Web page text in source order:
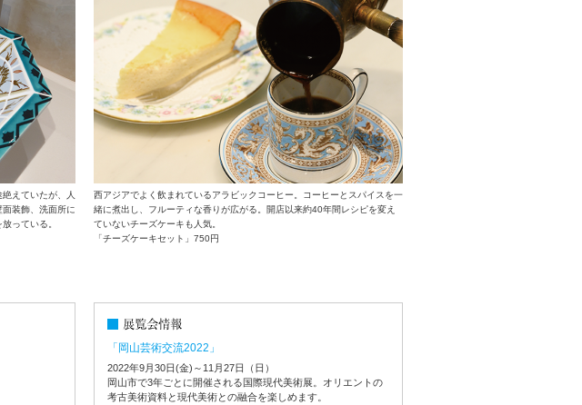
えていたが、人
装飾、洗面所に
っている。
西アジアでよく飲まれているアラビックコーヒー。コーヒーとスパイスを一
緒に煮出し、フルーティな香りが広がる。開店以来約40年間レシピを変え
ていないチーズケーキも人気。
「チーズケーキセット」750円
「岡山芸術交流2022」
2022年9月30日(金)～11月27日（日）
岡山市で3年ごとに開催される国際現代美術展。オリエントの
考古美術資料と現代美術との融合を楽しめます。